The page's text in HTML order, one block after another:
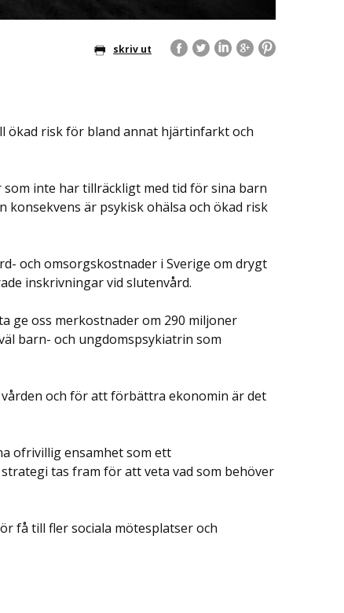
skriv ut
ökad risk för bland annat hjärtinfarkt och
inte har tillräckligt med tid för sina barn
konsekvens är psykisk ohälsa och ökad risk
och omsorgskostnader i Sverige om drygt
inskrivningar vid slutenvård.
ge oss merkostnader om 290 miljoner
barn- och ungdomspsykiatrin som
och för att förbättra ekonomin är det
ofrivillig ensamhet som ett
tas fram för att veta vad som behöver
få till fler sociala mötesplatser och